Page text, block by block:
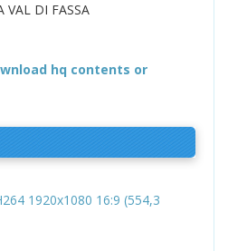
VAL DI FASSA
hq contents or
1920x1080 16:9 (554,3